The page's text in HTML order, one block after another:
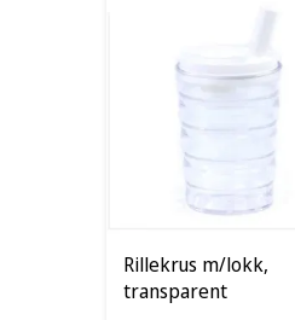
Rillekrus m/lokk,
transparent